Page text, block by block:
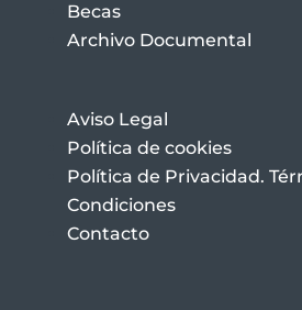
Becas
Archivo Documental
Aviso Legal
Política de cookies
Política de Privacidad.
Condiciones
Contacto